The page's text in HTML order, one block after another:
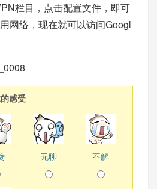
栏目，点击配置文件，即可
网络，现在就可以访问Googl
感受
无聊 不解